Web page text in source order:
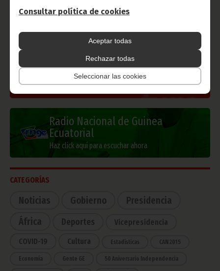
Consultar política de cookies
Aceptar todas
Rechazar todas
Seleccionar las cookies
Radio Nacional de Guinea
Ecuatorial
Haz click aquí para escuchar ahora
CATEGORÍAS
Noticias Gobierno
Presidencia
África
Deportes Vicepresidencia
COVID-19 Cultura Estadísticas CAN 2015
Economía Gente GE 50 Aniversario Independencia